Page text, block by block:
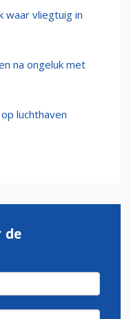
waar vliegtuig in
na ongeluk met
luchthaven
de